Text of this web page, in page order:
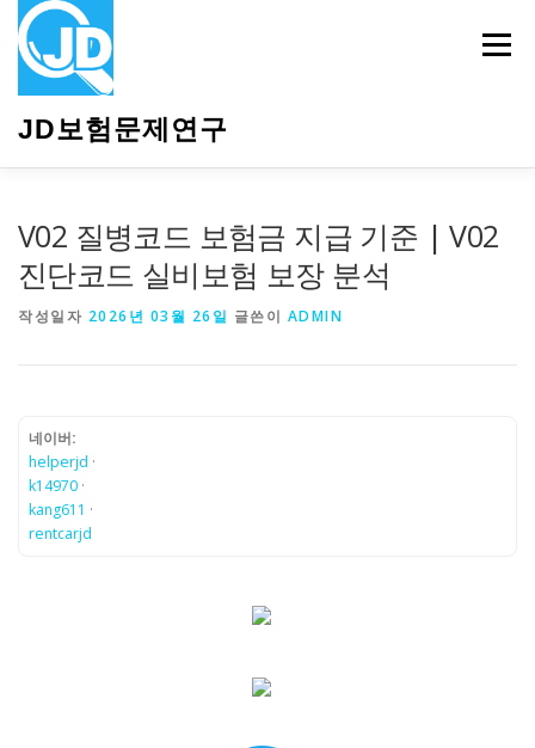
JD보험문제연구
메뉴
V02 질병코드 보험금 지급 기준 | V02
진단코드 실비보험 보장 분석
작성일자 2026년 03월 26일 글쓴이 ADMIN
네이버:
helperjd ·
k14970 ·
kang611 ·
rentcarjd